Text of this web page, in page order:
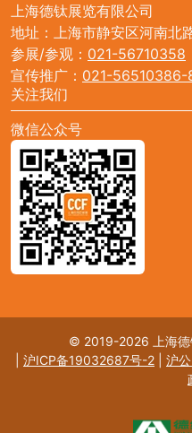
上海德钛展览有限公司
地址：上海市静安区河南北
参展/参观： 021-56710358
宣传推广： 021-56510386-
关注我们
微信公众号
© 2019-2026 上海德
沪ICP备19032687号-2 沪